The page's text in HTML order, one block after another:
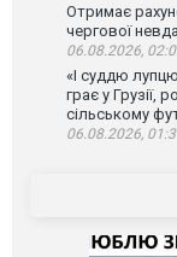
Отримає
чергової
06.08.2026,
«І суддю
грає у Грузії,
сільському
06.08.2026,